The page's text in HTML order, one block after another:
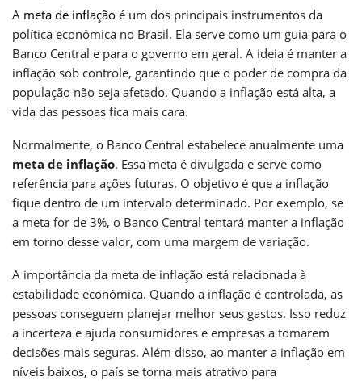
A meta de inflação é um dos principais instrumentos da
política econômica no Brasil. Ela serve como um guia para o
Banco Central e para o governo em geral. A ideia é manter a
inflação sob controle, garantindo que o poder de compra da
população não seja afetado. Quando a inflação está alta, a
vida das pessoas fica mais cara.
Normalmente, o Banco Central estabelece anualmente uma
meta de inflação. Essa meta é divulgada e serve como
referência para ações futuras. O objetivo é que a inflação
fique dentro de um intervalo determinado. Por exemplo, se
a meta for de 3%, o Banco Central tentará manter a inflação
em torno desse valor, com uma margem de variação.
A importância da meta de inflação está relacionada à
estabilidade econômica. Quando a inflação é controlada, as
pessoas conseguem planejar melhor seus gastos. Isso reduz
a incerteza e ajuda consumidores e empresas a tomarem
decisões mais seguras. Além disso, ao manter a inflação em
níveis baixos, o país se torna mais atrativo para